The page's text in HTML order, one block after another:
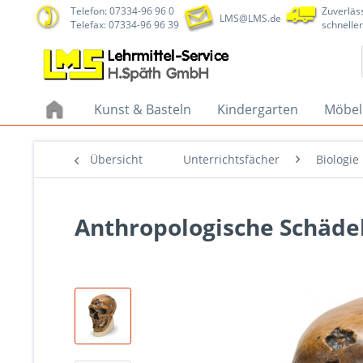
Telefon: 07334-96 96 0
Telefax: 07334-96 96 39
LMS@LMS.de
Kunst & Basteln Kindergarten
Übersicht Unterrichtsfächer Biologie
Anthropologische